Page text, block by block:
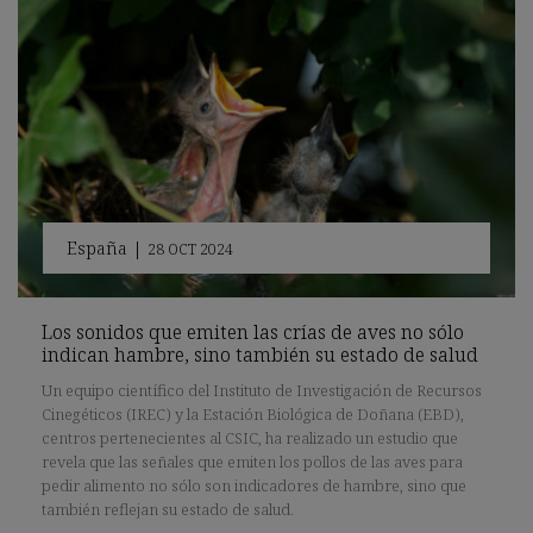
España | 28 OCT 2024
Los sonidos que emiten las crías de aves no sólo
indican hambre, sino también su estado de salud
Un equipo científico del Instituto de Investigación de Recursos
Cinegéticos (IREC) y la Estación Biológica de Doñana (EBD),
centros pertenecientes al CSIC, ha realizado un estudio que
revela que las señales que emiten los pollos de las aves para
pedir alimento no sólo son indicadores de hambre, sino que
también reflejan su estado de salud.